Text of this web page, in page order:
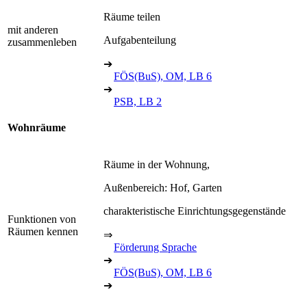
mit anderen
zusammenleben
Räume teilen
Aufgabenteilung
➔
FÖS(BuS), OM, LB 6
➔
PSB, LB 2
Wohnräume
Funktionen von
Räumen kennen
Räume in der Wohnung,
Außenbereich: Hof, Garten
charakteristische Einrichtungsgegenstände
⇒
Förderung Sprache
➔
FÖS(BuS), OM, LB 6
➔